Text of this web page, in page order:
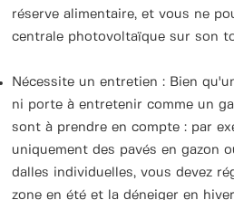
réserve alimentaire, et vous ne
centrale photovoltaïque sur son
Nécessite un entretien : Bien
ni porte à entretenir comme un
sont à prendre en compte : par
uniquement des pavés en gazon
dalles individuelles, vous devez
zone en été et la déneiger en